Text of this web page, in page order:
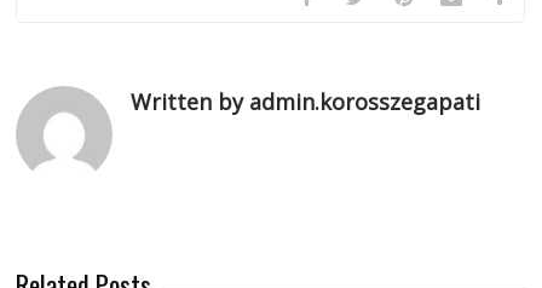
Written by admin.korosszegapati